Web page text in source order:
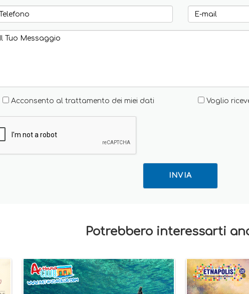
Acconsento al trattamento dei miei dati Voglio
INVIA
Potrebbero interessarti